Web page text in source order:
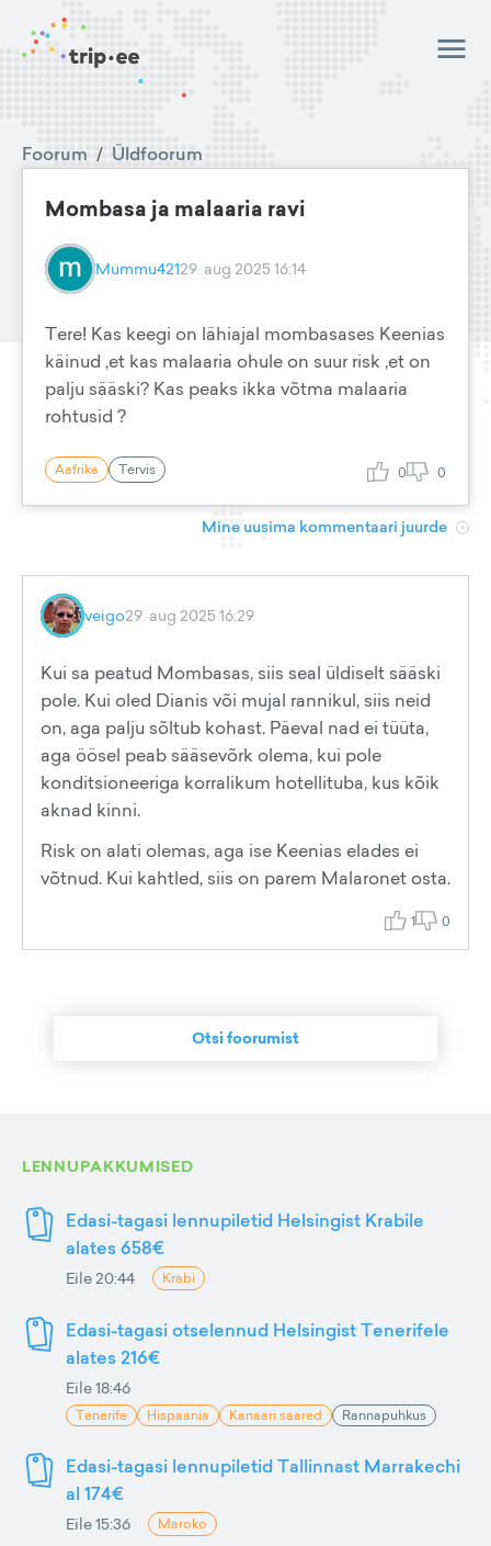
Foorum / Üldfoorum
Mombasa ja malaaria ravi
Mummu42129. aug 2025 16:14
Tere! Kas keegi on lähiajal mombasases Keenias
käinud ,et kas malaaria ohule on suur risk ,et on
palju sääski? Kas peaks ikka võtma malaaria
rohtusid ?
Aafrika Tervis 0 0
Mine uusima kommentaari juurde
veigo29. aug 2025 16:29
Kui sa peatud Mombasas, siis seal üldiselt sääski
pole. Kui oled Dianis või mujal rannikul, siis neid
on, aga palju sõltub kohast. Päeval nad ei tüüta,
aga öösel peab sääsevõrk olema, kui pole
konditsioneeriga korralikum hotellituba, kus kõik
aknad kinni.
Risk on alati olemas, aga ise Keenias elades ei
võtnud. Kui kahtled, siis on parem Malaronet osta.
1 0
Otsi foorumist
LENNUPAKKUMISED
Edasi-tagasi lennupiletid Helsingist Krabile
alates 658€
Eile 20:44 Krabi
Edasi-tagasi otselennud Helsingist Tenerifele
alates 216€
Eile 18:46
Tenerife Hispaania Kanaari saared Rannapuhkus
Edasi-tagasi lennupiletid Tallinnast Marrakechi
al 174€
Eile 15:36 Maroko